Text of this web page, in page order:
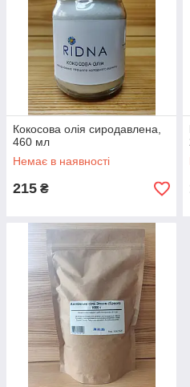
Кокосова олія сиродавлена,
460 мл
Немає в наявності
215 ₴